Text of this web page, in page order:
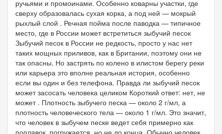
ручьями и промоинами. Особенно коварны участки, где
сверху образовалась сухая корка, а под ней — мокрый
рыхлый слой . Речная пойма после паводка — типичное
место, где в России может встретиться зыбучий песок
Зыбучий песок в России не редкость, просто у нас нет
таких мощных приливов, как в Британии, поэтому они не
так опасны. Но застрять по колено в илистом берегу реки
или карьера это вполне реальная история, особенно
если вы один и без телефона. Правда ли зыбучий песок
может засосать человека целиком Короткий ответ: нет, не
может . Плотность зыбучего песка — около 2 г/мл, а
плотность человеческого тела — около 1 г/мл. Это значит,
что человек в зыбучем песке ведет себя примерно как
поплавок, погружается, но не до конца. Обычно человек